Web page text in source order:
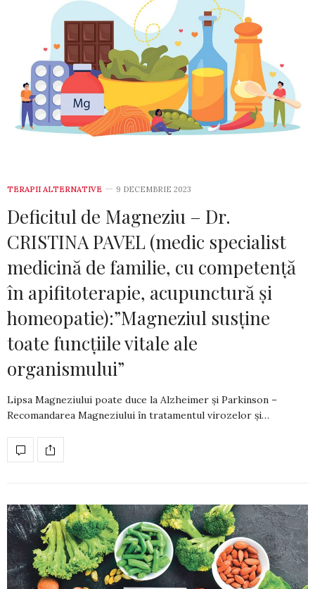
TERAPII ALTERNATIVE 9 DECEMBRIE 2023
Deficitul de Magneziu – Dr.
CRISTINA PAVEL (medic specialist
medicină de familie, cu competență
în apifitoterapie, acupunctură și
homeopatie):”Magneziul susține
toate funcțiile vitale ale
organismului”
Lipsa Magneziului poate duce la Alzheimer și Parkinson –
Recomandarea Magneziului în tratamentul virozelor și…